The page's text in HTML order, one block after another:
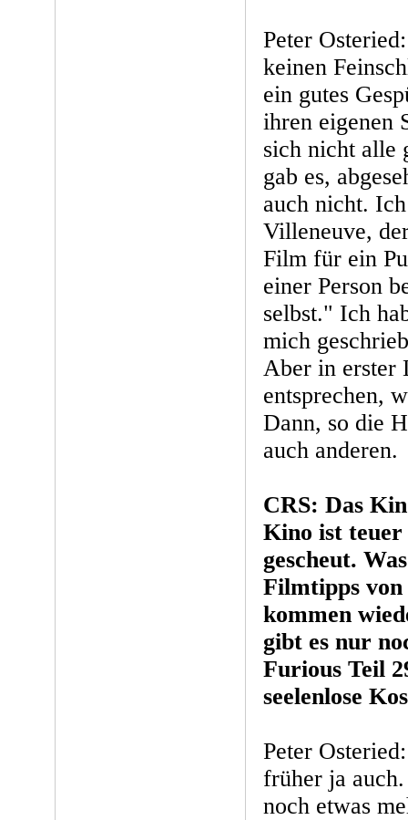
Peter
keinen
ein gutes
ihren eigenen
sich nicht alle
gab es,
auch nicht.
Villeneuve,
Film für ein
einer Person
selbst." Ich
mich
Aber in erster
entsprechen,
Dann, so die
auch anderen.
CRS: Das
Kino ist teuer
gescheut.
Filmtipps
kommen
gibt es nur
Furious Teil
seelenlose
Peter
früher ja
noch etwas